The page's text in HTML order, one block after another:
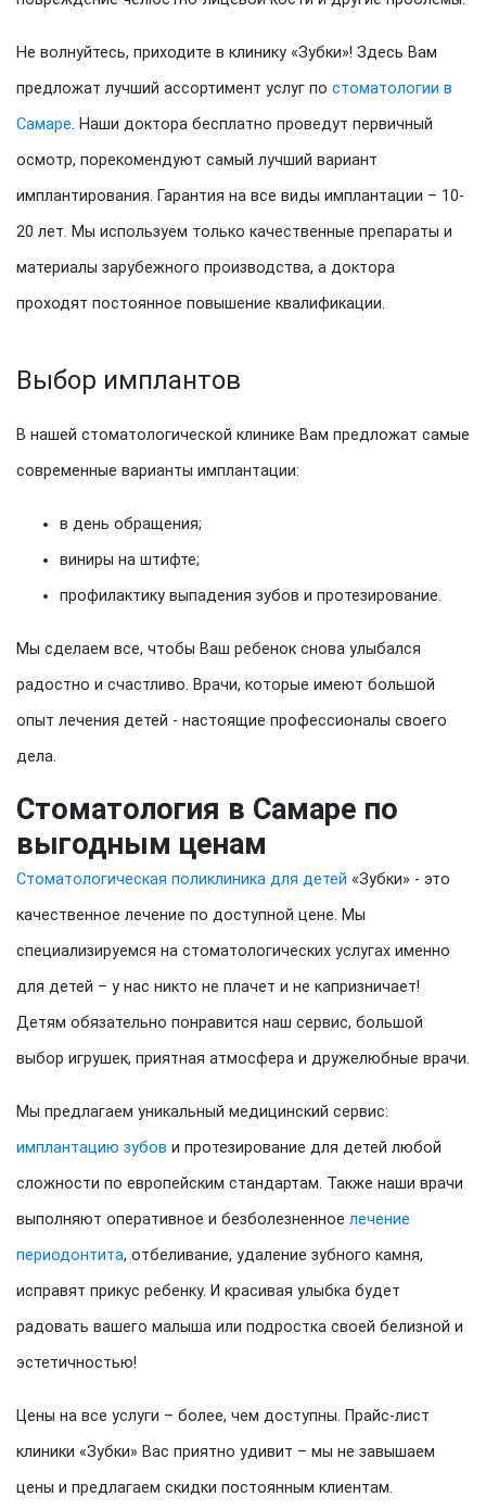
Не волнуйтесь, приходите в клинику «Зубки»! Здесь Вам
предложат лучший ассортимент услуг по стоматологии в
Самаре. Наши доктора бесплатно проведут первичный
осмотр, порекомендуют самый лучший вариант
имплантирования. Гарантия на все виды имплантации – 10-
20 лет. Мы используем только качественные препараты и
материалы зарубежного производства, а доктора
проходят постоянное повышение квалификации.
Выбор имплантов
В нашей стоматологической клинике Вам предложат самые
современные варианты имплантации:
в день обращения;
виниры на штифте;
профилактику выпадения зубов и протезирование.
Мы сделаем все, чтобы Ваш ребенок снова улыбался
радостно и счастливо. Врачи, которые имеют большой
опыт лечения детей - настоящие профессионалы своего
дела.
Стоматология в Самаре по
выгодным ценам
Стоматологическая поликлиника для детей «Зубки» - это
качественное лечение по доступной цене. Мы
специализируемся на стоматологических услугах именно
для детей – у нас никто не плачет и не капризничает!
Детям обязательно понравится наш сервис, большой
выбор игрушек, приятная атмосфера и дружелюбные врачи.
Мы предлагаем уникальный медицинский сервис:
имплантацию зубов и протезирование для детей любой
сложности по европейским стандартам. Также наши врачи
выполняют оперативное и безболезненное лечение
периодонтита, отбеливание, удаление зубного камня,
исправят прикус ребенку. И красивая улыбка будет
радовать вашего малыша или подростка своей белизной и
эстетичностью!
Цены на все услуги – более, чем доступны. Прайс-лист
клиники «Зубки» Вас приятно удивит – мы не завышаем
цены и предлагаем скидки постоянным клиентам.